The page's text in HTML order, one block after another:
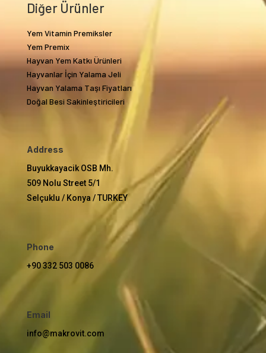
Diğer Ürünler
Yem Vitamin Premiksler
Yem Premix
Hayvan Yem Katkı Ürünleri
Hayvanlar İçin Yalama Jeli
Hayvan Yalama Taşı Fiyatları
Doğal Besi Sakinleştiricileri
Address
Buyukkayacik OSB Mh.
509 Nolu Street 5/1
Selçuklu / Konya / TURKEY
Phone
+90 332 503 0086
Email
info@makrovit.com